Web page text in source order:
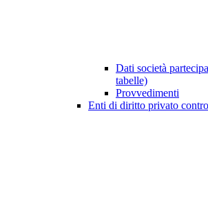
Dati società
tabelle)
Provvedimenti
Enti di diritto privato